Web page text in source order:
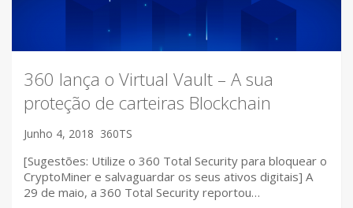
360 lança o Virtual Vault – A sua
proteção de carteiras Blockchain
Junho 4, 2018 360TS
[Sugestões: Utilize o 360 Total Security para bloquear o
CryptoMiner e salvaguardar os seus ativos digitais] A
29 de maio, a 360 Total Security reportou…